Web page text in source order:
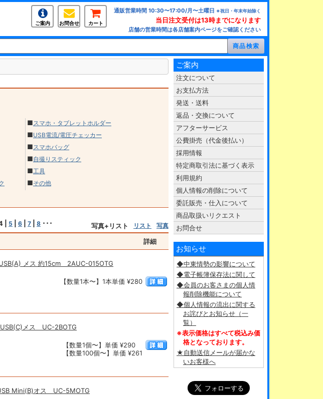
ご案内 お問合せ カート
通販営業時間 10:30〜17:00/月〜土曜日 ※祝日・年末年始除く
当日注文受付は13時までになります
店舗の営業時間は各店舗案内ページをご確認ください
■スマホ・タブレットホルダー
■USB電流/電圧チェッカー
■スマホバッグ
■自撮りスティック
■工具
■その他
5 6 7 8 ･･･ 写真+リスト リスト 写真
詳細
メス 約15cm 2AUC-015OTG
【数量1本〜】1本単価 ¥280
メス UC-2BOTG
【数量1個〜】単価 ¥290
【数量100個〜】単価 ¥261
Mini(B)オス UC-5MOTG
ご案内
注文について
お支払方法
発送・送料
返品・交換について
アフターサービス
公費掛売（代金後払い）
採用情報
特定商取引法に基づく表示
利用規約
個人情報の削除について
委託販売・仕入について
商品取扱いリクエスト
お問合せ
お知らせ
◆中東情勢の影響について
◆電子帳簿保存法に関して
◆会員のお客さまの個人情
報削除機能について
◆個人情報の流出に関する
お詫びとお知らせ（一
覧）
※表示価格はすべて税込み価
格となっております。
★自動送信メールが届かな
いお客様へ